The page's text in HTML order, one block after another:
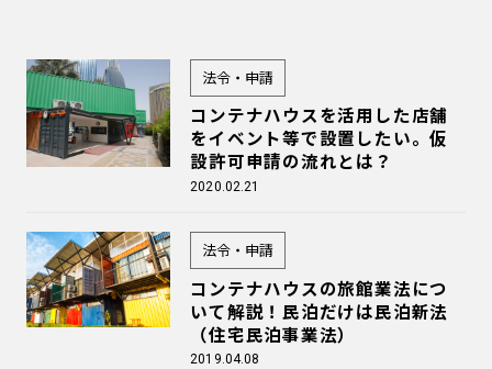
コンテナハウスを活用した店舗
をイベント等で設置したい。仮
設許可申請の流れとは？
法令・申請
2020.02.21
コンテナハウスの旅館業法につ
いて解説！民泊だけは民泊新法
（住宅民泊事業法）
法令・申請
2019.04.08